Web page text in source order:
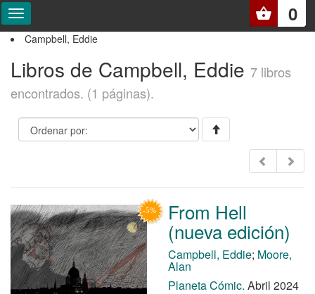
0
Campbell, Eddie
Libros de Campbell, Eddie 7 libros
encontrados. (1 páginas).
From Hell
(nueva edición)
Campbell, Eddie; Moore,
Alan
Planeta Cómic. Abril 2024